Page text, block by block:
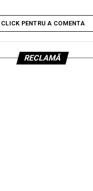
CLICK PENTRU A COMENTA
RECLAMĂ